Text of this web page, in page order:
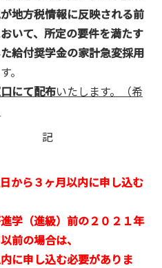
地方税情報に反映される前
いて、所定の要件を満たす
給付奨学金の家計急変採用
。
にて配布いたします。（希
から３ヶ月以内に申し込む
学（進級）前の２０２１年
前の場合は、
に申し込む必要がありま